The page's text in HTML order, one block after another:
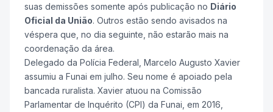
suas demissões somente após publicação no Diário
Oficial da União. Outros estão sendo avisados na
véspera que, no dia seguinte, não estarão mais na
coordenação da área.
Delegado da Polícia Federal, Marcelo Augusto Xavier
assumiu a Funai em julho. Seu nome é apoiado pela
bancada ruralista. Xavier atuou na Comissão
Parlamentar de Inquérito (CPI) da Funai, em 2016,